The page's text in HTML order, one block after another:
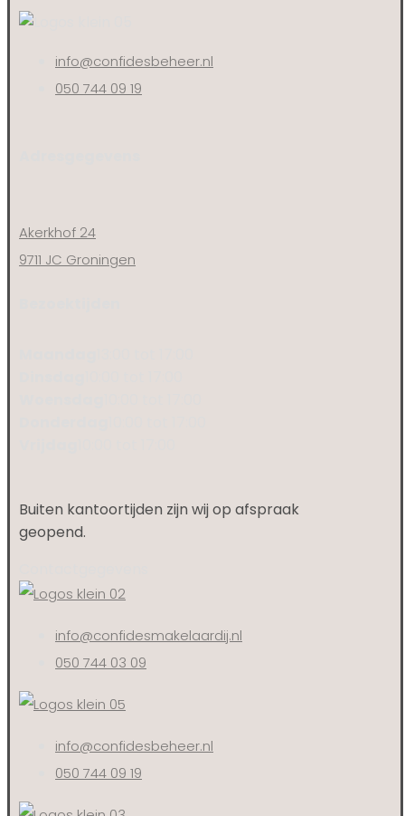
info@confidesbeheer.nl
050 744 09 19
Akerkhof 24
9711 JC Groningen
Buiten kantoortijden zijn wij op afspraak
geopend.
info@confidesmakelaardij.nl
050 744 03 09
info@confidesbeheer.nl
050 744 09 19